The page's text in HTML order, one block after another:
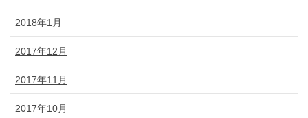
2018年1月
2017年12月
2017年11月
2017年10月